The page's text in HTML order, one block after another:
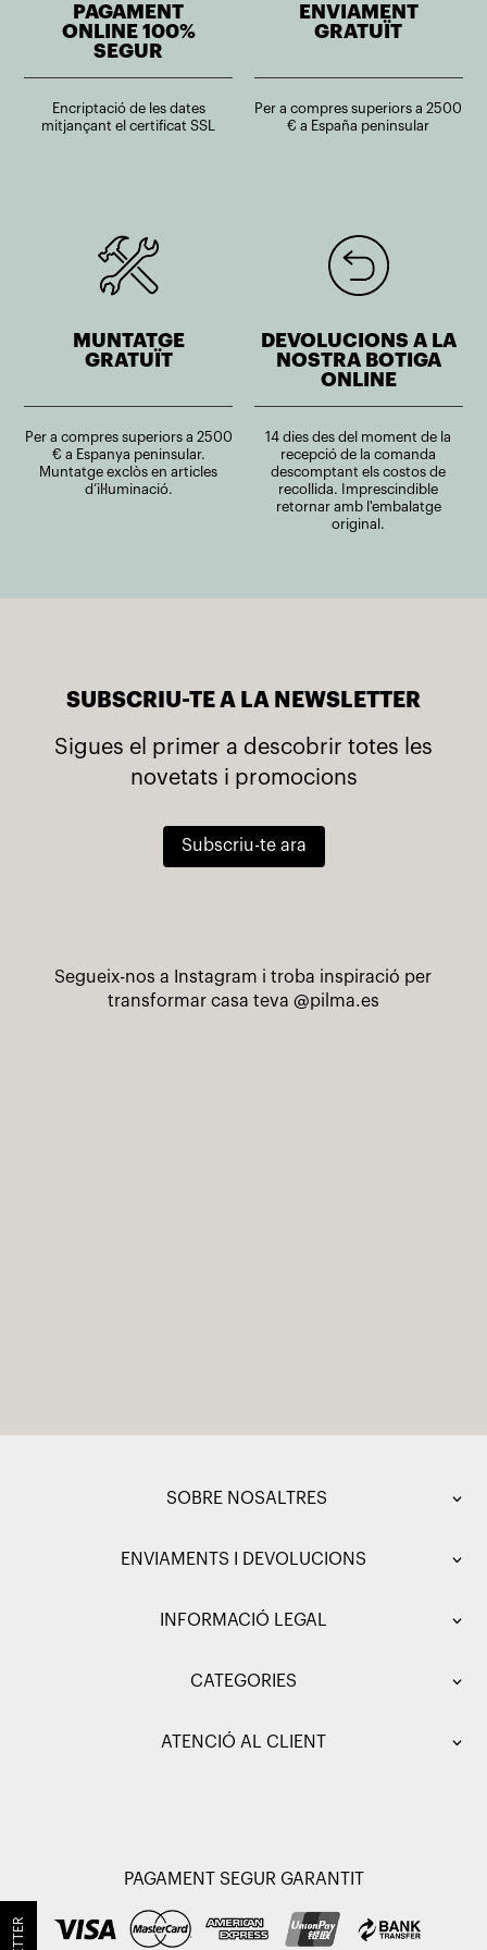
PAGAMENT
ONLINE 100%
SEGUR
Encriptació de les dates
mitjançant el certificat SSL
ENVIAMENT
GRATUÏT
Per a compres superiors a 2500
€ a España peninsular
MUNTATGE
GRATUÏT
Per a compres superiors a 2500
€ a Espanya peninsular.
Muntatge exclòs en articles
d’il·luminació.
DEVOLUCIONS A LA
NOSTRA BOTIGA
ONLINE
14 dies des del moment de la
recepció de la comanda
descomptant els costos de
recollida. Imprescindible
retornar amb l'embalatge
original.
SUBSCRIU-TE A LA NEWSLETTER
Sigues el primer a descobrir totes les
novetats i promocions
Subscriu-te ara
Segueix-nos a Instagram i troba inspiració per
transformar casa teva @pilma.es
SOBRE NOSALTRES
ENVIAMENTS I DEVOLUCIONS
INFORMACIÓ LEGAL
CATEGORIES
ATENCIÓ AL CLIENT
PAGAMENT SEGUR GARANTIT